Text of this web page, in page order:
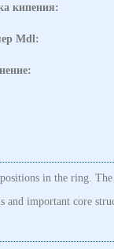
кипения:
Mdl:
in the ring.
important core